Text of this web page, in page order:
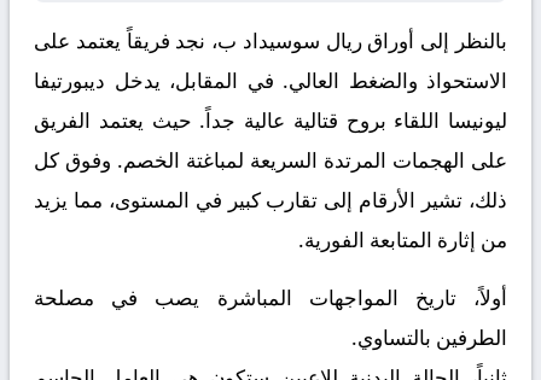
بالنظر إلى أوراقريال سوسيداد ب، نجد فريقاً يعتمد على
الاستحواذ والضغط العالي. في المقابل، يدخل ديبورتيفا
ليونيسا اللقاء بروح قتالية عالية جداً. حيث يعتمد الفريق
على الهجمات المرتدة السريعة لمباغتة الخصم. وفوق كل
ذلك، تشير الأرقام إلى تقارب كبير في المستوى، مما يزيد
من إثارة المتابعة الفورية.
أولاً، تاريخ المواجهات المباشرة يصب في مصلحة
الطرفين بالتساوي.